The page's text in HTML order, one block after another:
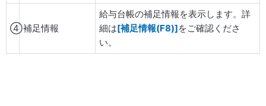
④補足情報
給与台帳の補足情報を表示します。詳
細は[補足情報(F8)]をご確認くださ
い。